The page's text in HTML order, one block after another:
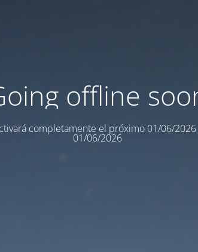
offline
completamente el próximo 01/06/
01/06/2026